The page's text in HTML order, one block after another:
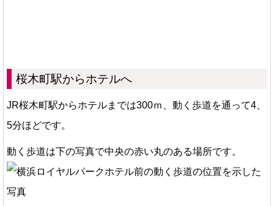
桜木町駅からホテルへ
JR桜木町駅からホテルまでは300ｍ、動く歩道を通って4、
5分ほどです。
動く歩道は下の写真で中央の赤い丸のある場所です。